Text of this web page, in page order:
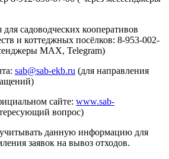
садоводческих кооперативов
и коттеджных посёлков: 8-953-002-
МАХ, Telegram)
sab@sab-ekb.ru (для направления
сайте: www.sab-
вопрос)
данную информацию для
заявок на вывоз отходов.